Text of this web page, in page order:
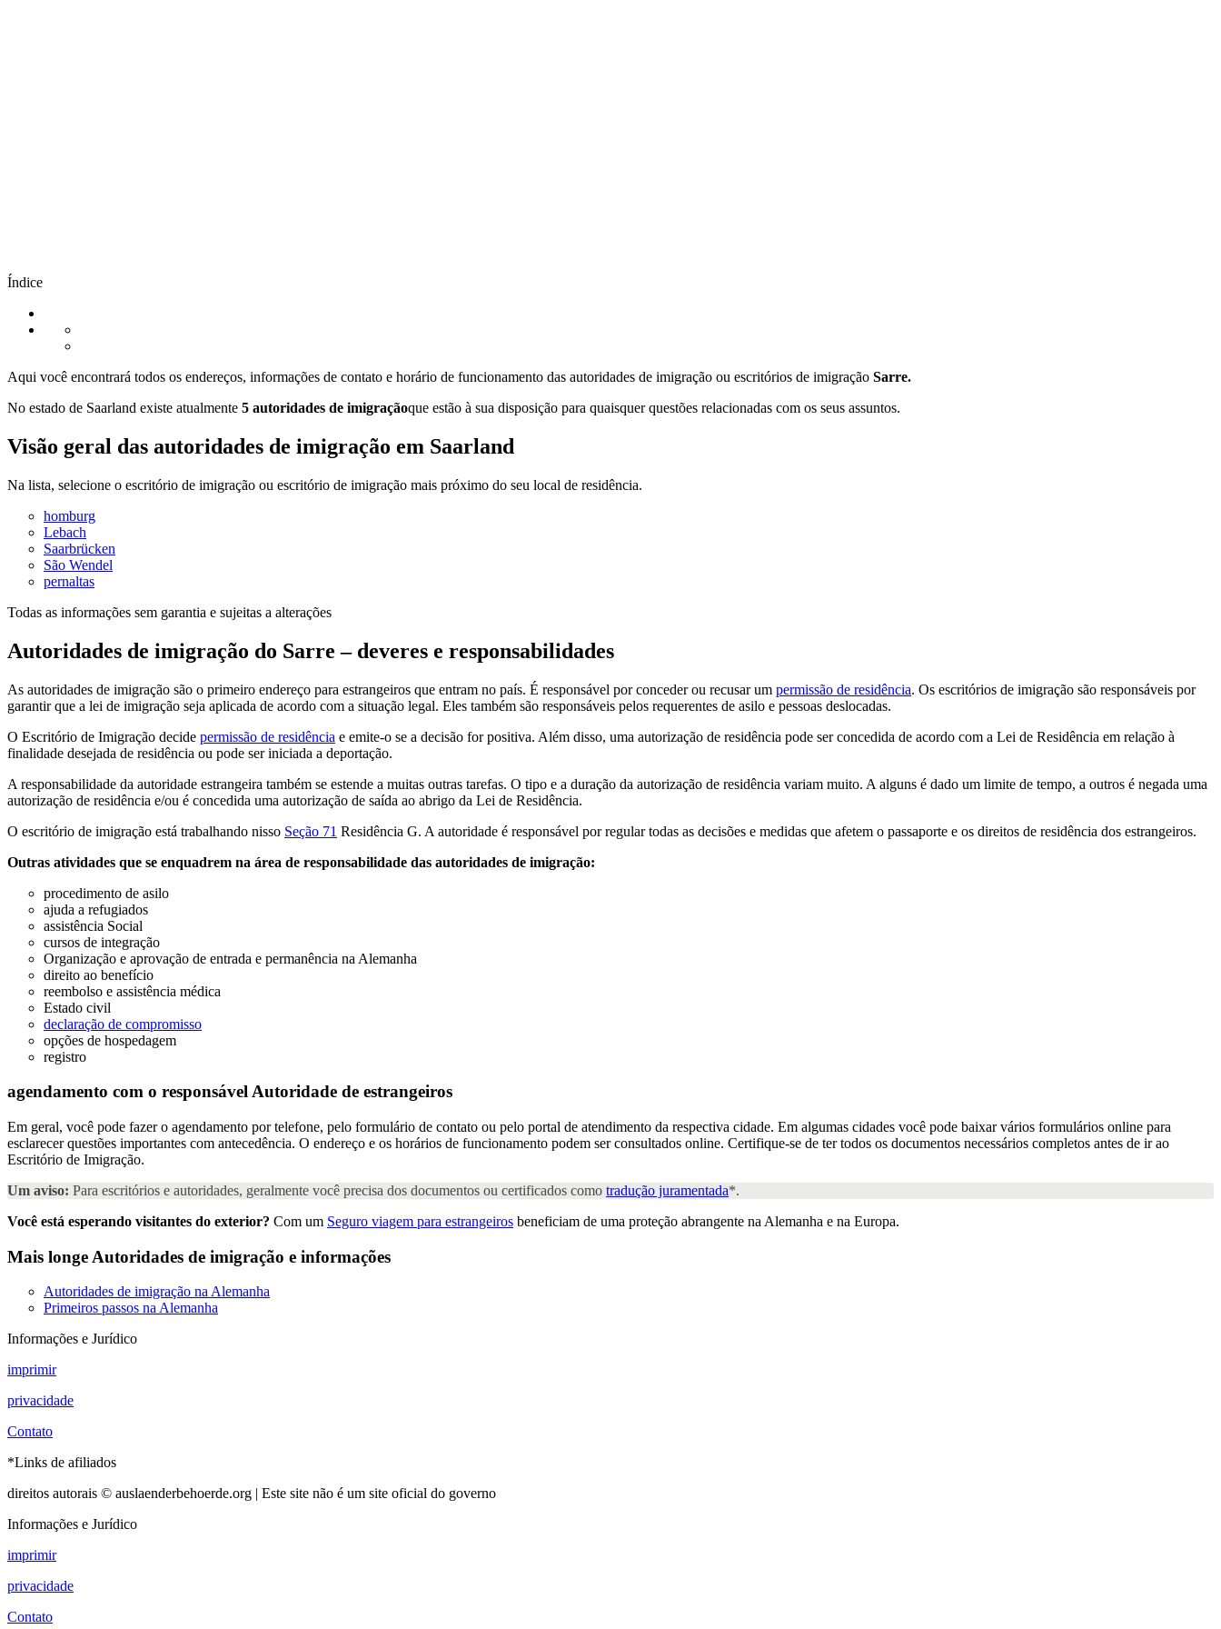
Índice
Aqui você encontrará todos os endereços, informações de contato e horário de funcionamento das autoridades de imigração ou escritórios de imigração Sarre.
No estado de Saarland existe atualmente 5 autoridades de imigraçãoque estão à sua disposição para quaisquer questões relacionadas com os seus assuntos.
Visão geral das autoridades de imigração em Saarland
Na lista, selecione o escritório de imigração ou escritório de imigração mais próximo do seu local de residência.
homburg
Lebach
Saarbrücken
São Wendel
pernaltas
Todas as informações sem garantia e sujeitas a alterações
Autoridades de imigração do Sarre – deveres e responsabilidades
As autoridades de imigração são o primeiro endereço para estrangeiros que entram no país. É responsável por conceder ou recusar um permissão de residência. Os escritórios de imigração são responsáveis por
garantir que a lei de imigração seja aplicada de acordo com a situação legal. Eles também são responsáveis pelos requerentes de asilo e pessoas deslocadas.
O Escritório de Imigração decide permissão de residência e emite-o se a decisão for positiva. Além disso, uma autorização de residência pode ser concedida de acordo com a Lei de Residência em relação à
finalidade desejada de residência ou pode ser iniciada a deportação.
A responsabilidade da autoridade estrangeira também se estende a muitas outras tarefas. O tipo e a duração da autorização de residência variam muito. A alguns é dado um limite de tempo, a outros é negada uma
autorização de residência e/ou é concedida uma autorização de saída ao abrigo da Lei de Residência.
O escritório de imigração está trabalhando nisso Seção 71 Residência G. A autoridade é responsável por regular todas as decisões e medidas que afetem o passaporte e os direitos de residência dos estrangeiros.
Outras atividades que se enquadrem na área de responsabilidade das autoridades de imigração:
procedimento de asilo
ajuda a refugiados
assistência Social
cursos de integração
Organização e aprovação de entrada e permanência na Alemanha
direito ao benefício
reembolso e assistência médica
Estado civil
declaração de compromisso
opções de hospedagem
registro
agendamento com o responsávelAutoridade de estrangeiros
Em geral, você pode fazer o agendamento por telefone, pelo formulário de contato ou pelo portal de atendimento da respectiva cidade. Em algumas cidades você pode baixar vários formulários online para
esclarecer questões importantes com antecedência. O endereço e os horários de funcionamento podem ser consultados online. Certifique-se de ter todos os documentos necessários completos antes de ir ao
Escritório de Imigração.
Um aviso: Para escritórios e autoridades, geralmente você precisa dos documentos ou certificados como tradução juramentada*.
Você está esperando visitantes do exterior? Com um Seguro viagem para estrangeiros beneficiam de uma proteção abrangente na Alemanha e na Europa.
Mais longe Autoridades de imigração e informações
Autoridades de imigração na Alemanha
Primeiros passos na Alemanha
Informações e Jurídico
imprimir
privacidade
Contato
*Links de afiliados
direitos autorais © auslaenderbehoerde.org | Este site não é um site oficial do governo
Informações e Jurídico
imprimir
privacidade
Contato